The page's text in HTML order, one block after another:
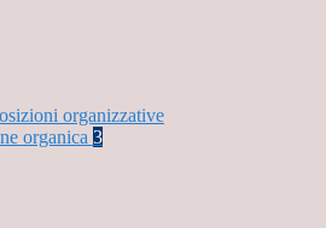
organizzative
organica 3